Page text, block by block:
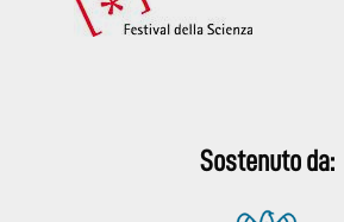
Sostenuto da: